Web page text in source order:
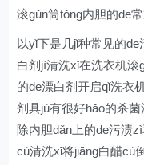
滚gǔn筒tǒng内胆的de
以yǐ下是几jǐ种常见的
白剂jì清洗xǐ在洗衣机滚
的de漂白剂开启qǐ洗衣
剂具jù有很好hǎo的杀
除内胆dǎn上的de污渍
cù清洗xǐ将jiāng白醋cù